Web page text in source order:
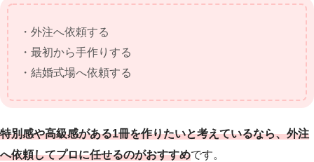
・外注へ依頼する
・最初から手作りする
・結婚式場へ依頼する
特別感や高級感がある1冊を作りたいと考えているなら、外注
へ依頼してプロに任せるのがおすすめです。